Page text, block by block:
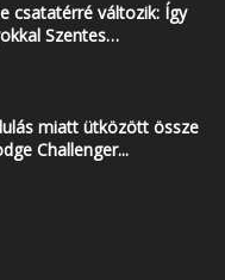
csatatérré változik: Így
Szentes…
miatt ütközött össze
Challenger...